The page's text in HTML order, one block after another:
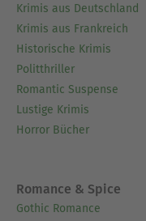
Krimis aus Deutschland
Krimis aus Frankreich
Historische Krimis
Politthriller
Romantic Suspense
Lustige Krimis
Horror Bücher
Romance & Spice
Gothic Romance